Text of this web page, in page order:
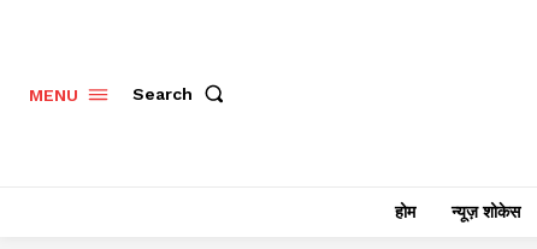
MENU Search
होम न्यूज़ शोकेस